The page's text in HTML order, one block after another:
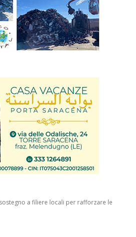
a filiere locali per rafforzare le